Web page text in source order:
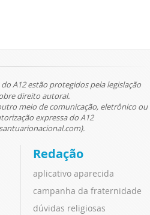
A12 estão protegidos pela legislação
direito autoral.
meio de comunicação, eletrônico ou
expressa do A12
Redação
aplicativo aparecida
campanha da fraternidade
dúvidas religiosas